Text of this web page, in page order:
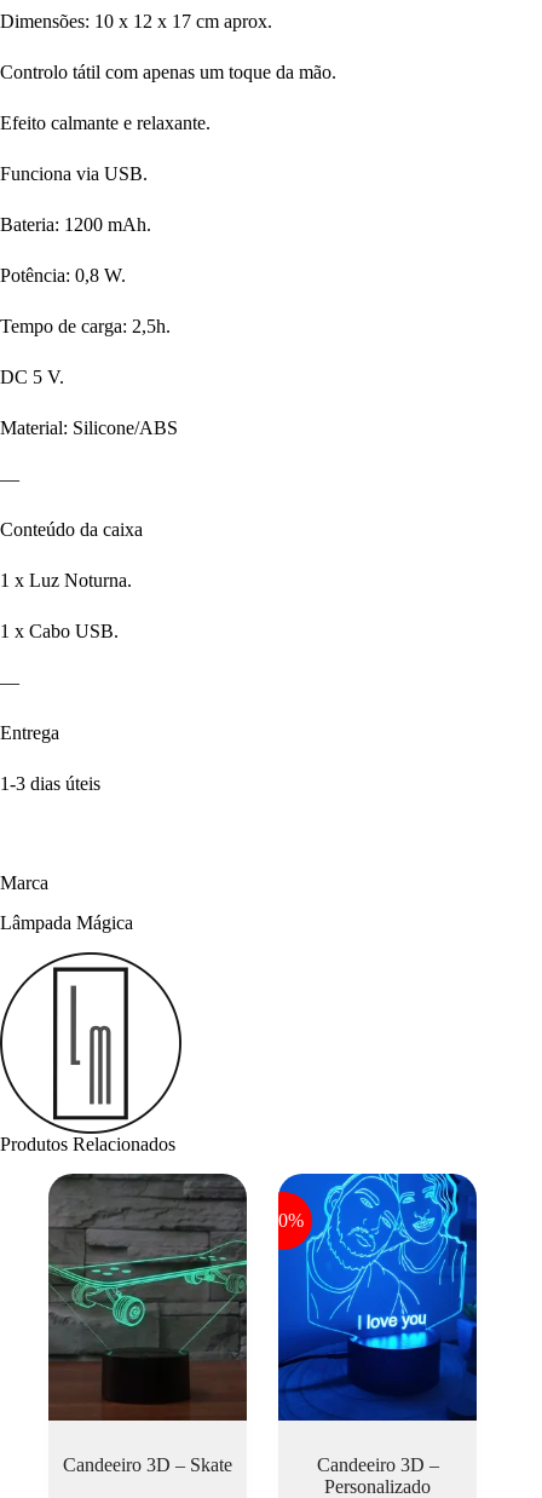
Dimensões: 10 x 12 x 17 cm aprox.
Controlo tátil com apenas um toque da mão.
Efeito calmante e relaxante.
Funciona via USB.
Bateria: 1200 mAh.
Potência: 0,8 W.
Tempo de carga: 2,5h.
DC 5 V.
Material: Silicone/ABS
—
Conteúdo da caixa
1 x Luz Noturna.
1 x Cabo USB.
—
Entrega
1-3 dias úteis
Marca
Lâmpada Mágica
Produtos Relacionados
Candeeiro 3D – Skate
-20%
Candeeiro 3D –
Personalizado